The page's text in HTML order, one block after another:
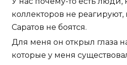
коллекторов не
Саратов не боятся.
Для меня он открыл глаза
которые у меня